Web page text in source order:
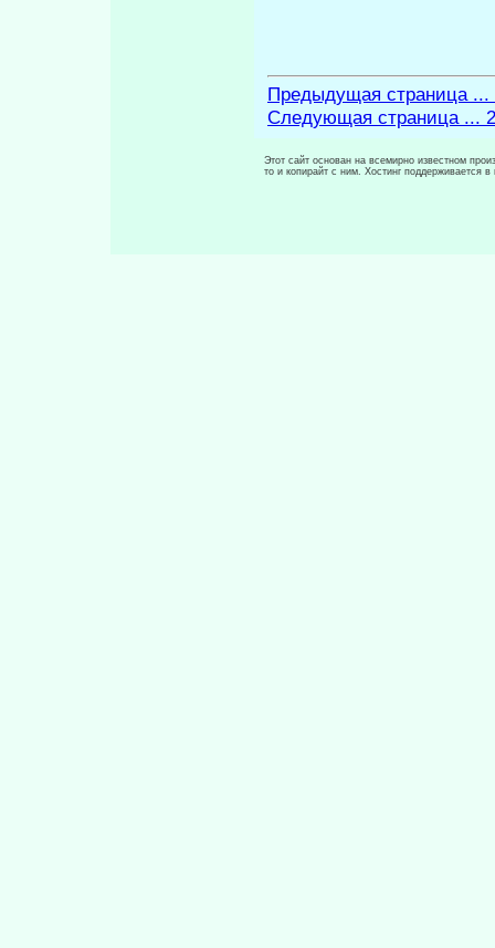
Предыдущая страница ...
Следующая страница ...
Этот сайт основан на всемирно известном
то и копирайт с ним. Хостинг поддерживается